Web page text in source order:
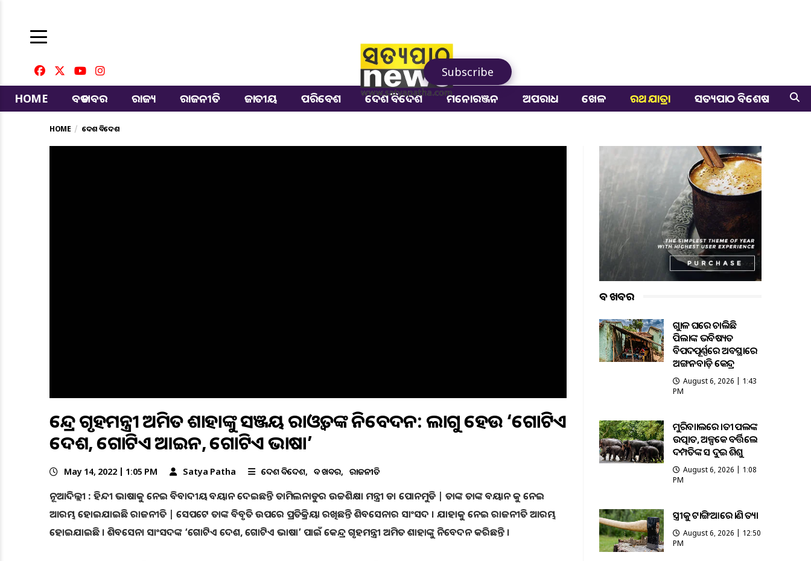
Subscribe
HOME
ବଡ ଖବର ରାଜ୍ୟ ରାଜନୀତି ଜାତୀୟ ପରିବେଶ ଦେଶ ବିଦେଶ ମନୋରଞ୍ଜନ ଅପରାଧ ଖେଳ ରଥ ଯାତ୍ରା ସତ୍ୟପାଠ ବିଶେଷ
HOME ଦେଶ ବିଦେଶ
କେନ୍ଦ୍ର ଗୃହମନ୍ତ୍ରୀ ଅମିତ ଶାହାଙ୍କୁ ସଞ୍ଜୟ ରାଓ୍ୱତଙ୍କ ନିବେଦନ: ଲାଗୁ ହେଉ ‘ଗୋଟିଏ
ଦେଶ, ଗୋଟିଏ ଆଇନ, ଗୋଟିଏ ଭାଷା’
May 14, 2022 | 1:05 PM Satya Patha ଦେଶ ବିଦେଶ ବଡ ଖବର ରାଜନୀତି
ନୂଆଦିଲ୍ଲୀ : ହିନ୍ଦୀ ଭାଷାକୁ ନେଇ ବିବାଦୀୟ ବୟାନ ଦେଇଛନ୍ତି ତାମିଲନାଡୁର ଉଚ୍ଚଶିକ୍ଷା ମନ୍ତ୍ରୀ ଡ। ପୋନମୁଡି | ତାଙ୍କ ତାଙ୍କ ବୟାନ କୁ ନେଇ
ଆରମ୍ଭ ହୋଇଯାଇଛି ରାଜନୀତି | ସେପଟେ ତାଙ୍କ ବିବୃତି ଉପରେ ପ୍ରତିକ୍ରିୟା ରଖିଛନ୍ତି ଶିବସେନାର ସାଂସଦ । ଯାହାକୁ ନେଇ ରାଜନୀତି ଆରମ୍ଭ
ହୋଇଯାଇଛି । ଶିବସେନା ସାଂସଦଙ୍କ ‘ଗୋଟିଏ ଦେଶ, ଗୋଟିଏ ଭାଷା’ ପାଇଁ କେନ୍ଦ୍ର ଗୃହମନ୍ତ୍ରୀ ଅମିତ ଶାହାଙ୍କୁ ନିବେଦନ କରିଛନ୍ତି ।
ବଡ ଖବର
ଗୁହାଳ ଘରେ ଚାଲିଛି
ପିଲାଙ୍କ ଭବିଷ୍ୟତ
ବିପଦପୂର୍ଣ୍ଣରେ ଅବସ୍ଥାରେ
ଅଙ୍ଗନବାଡ଼ି କେନ୍ଦ୍ର
August 6, 2026 | 1:43
PM
ମୁରିବାହାଲରେ ହାତୀ ପଲଙ୍କ
ଉତ୍ପାତ, ଅଳ୍ପକେ ବର୍ତ୍ତିଲେ
ଦମ୍ପତିଙ୍କ ସହ ଦୁଇ ଶିଶୁ
August 6, 2026 | 1:08
PM
ସ୍ତ୍ରୀକୁ ଟାଙ୍ଗିଆରେ ହାଣି ହତ୍ୟା
August 6, 2026 | 12:50
PM